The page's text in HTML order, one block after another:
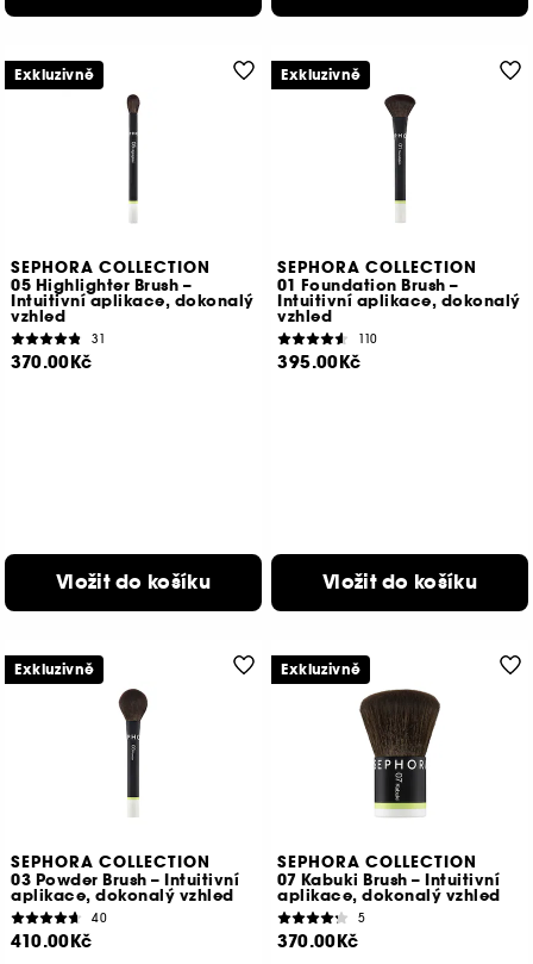
SEPHORA COLLECTION
05 Highlighter Brush –
Intuitivní aplikace, dokonalý
vzhled
31
370.00Kč
Vložit do košíku
Exkluzivně
SEPHORA COLLECTION
01 Foundation Brush –
Intuitivní aplikace, dokonalý
vzhled
110
395.00Kč
Vložit do košíku
Exkluzivně
SEPHORA COLLECTION
03 Powder Brush – Intuitivní
aplikace, dokonalý vzhled
40
410.00Kč
Exkluzivně
SEPHORA COLLECTION
07 Kabuki Brush – Intuitivní
aplikace, dokonalý vzhled
5
370.00Kč
Exkluzivně